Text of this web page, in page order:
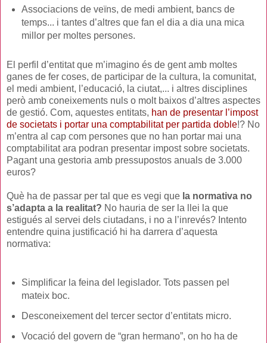
Associacions de veïns, de medi ambient, bancs de
temps... i tantes d’altres que fan el dia a dia una mica
millor per moltes persones.
El perfil d’entitat que m’imagino és de gent amb moltes
ganes de fer coses, de participar de la cultura, la comunitat,
el medi ambient, l’educació, la ciutat,... i altres disciplines
però amb coneixements nuls o molt baixos d’altres aspectes
de gestió. Com, aquestes entitats, han de presentar l’impost
de societats i portar una comptabilitat per partida doble!? No
m’entra al cap com persones que no han portar mai una
comptabilitat ara podran presentar impost sobre societats.
Pagant una gestoria amb pressupostos anuals de 3.000
euros?
Què ha de passar per tal que es vegi que la normativa no
s’adapta a la realitat? No hauria de ser la llei la que
estigués al servei dels ciutadans, i no a l’inrevés? Intento
entendre quina justificació hi ha darrera d’aquesta
normativa:
Simplificar la feina del legislador. Tots passen pel
mateix boc.
Desconeixement del tercer sector d’entitats micro.
Vocació del govern de “gran hermano”, on ho ha de